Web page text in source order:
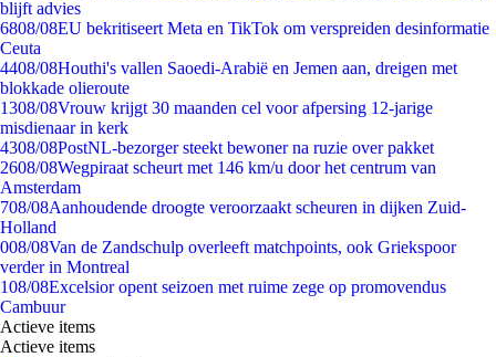
blijft advies
6808/08EU bekritiseert Meta en TikTok om verspreiden desinformatie
Ceuta
4408/08Houthi's vallen Saoedi-Arabië en Jemen aan, dreigen met
blokkade olieroute
1308/08Vrouw krijgt 30 maanden cel voor afpersing 12-jarige
misdienaar in kerk
4308/08PostNL-bezorger steekt bewoner na ruzie over pakket
2608/08Wegpiraat scheurt met 146 km/u door het centrum van
Amsterdam
708/08Aanhoudende droogte veroorzaakt scheuren in dijken Zuid-
Holland
008/08Van de Zandschulp overleeft matchpoints, ook Griekspoor
verder in Montreal
108/08Excelsior opent seizoen met ruime zege op promovendus
Cambuur
Actieve items
Actieve items